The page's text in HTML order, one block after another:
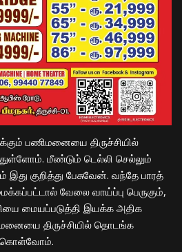
பணிமனையை திருச்சியில்
மீண்டும் டெல்லி செல்லும்
குறித்து பேசுவேன். வந்தே பாரத்
வேலை வாய்ப்பு பெருகும்,
மையப்படுத்தி இயக்க அதிக
திருச்சியில் தொடங்க